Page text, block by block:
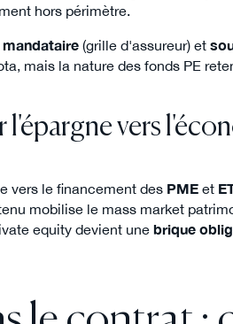
hors périmètre.
mandataire (grille d'assureur) et
mais la nature des fonds PE
vers
vers le financement des PME et
mobilise le mass market
equity devient unebrique